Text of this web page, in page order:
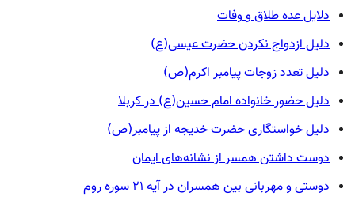
دلایل عده طلاق و وفات
دلیل ازدواج نکردن حضرت عیسی(ع)
دلیل تعدد زوجات پیامبر اکرم(ص)
دلیل حضور خانواده امام حسین(ع) در کربلا
دلیل خواستگاری حضرت خدیجه از پیامبر(ص)
دوست داشتن همسر از نشانه‌های ایمان
دوستی و مهربانی بین همسران در آیه ۲۱ سوره روم